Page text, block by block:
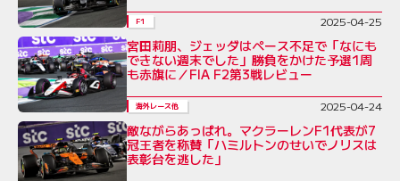
F1 2025-04-25
宮田莉朋、ジェッダはペース不足で「なにも
できない週末でした」勝負をかけた予選1周
も赤旗に／FIA F2第3戦レビュー
海外レース他 2025-04-24
敵ながらあっぱれ。マクラーレンF1代表が7
冠王者を称賛「ハミルトンのせいでノリスは
表彰台を逃した」